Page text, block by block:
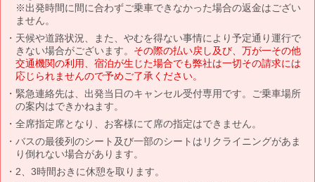
※出発時間に間に合わずご乗車できなかった場合の返金はござい
ません。
天候や道路状況、また、やむを得ない事情により予定通り運行で
きない場合がございます。 その際の払い戻し及び、万が一その他
交通機関の利用、宿泊が生じた場合でも弊社は一切その請求には
応じられませんので予めご了承ください。
緊急連絡先は、出発当日のキャンセル受付専用です。ご乗車場所
の案内はできかねます。
全席指定席となり、お客様にて席の指定はできません。
バスの最後列のシート及び一部のシートはリクライニングがあま
り倒れない場合があります。
2、3時間おきに休憩を取ります。